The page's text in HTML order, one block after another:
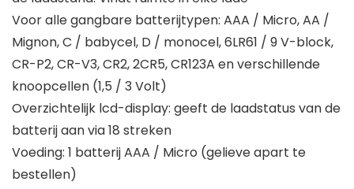
Voor alle gangbare batterijtypen: AAA / Micro, AA /
Mignon, C / babycel, D / monocel, 6LR61 / 9 V-block,
CR-P2, CR-V3, CR2, 2CR5, CR123A en verschillende
knoopcellen (1,5 / 3 Volt)
Overzichtelijk lcd-display: geeft de laadstatus van de
batterij aan via 18 streken
Voeding: 1 batterij AAA / Micro (gelieve apart te
bestellen)